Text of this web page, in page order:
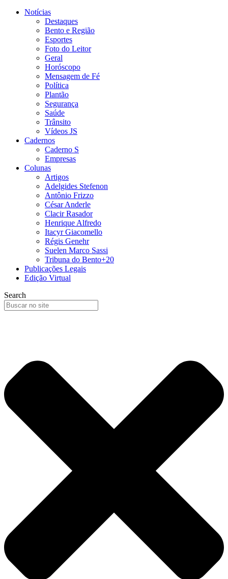
Notícias
Destaques
Bento e Região
Esportes
Foto do Leitor
Geral
Horóscopo
Mensagem de Fé
Política
Plantão
Segurança
Saúde
Trânsito
Vídeos JS
Cadernos
Caderno S
Empresas
Colunas
Artigos
Adelgides Stefenon
Antônio Frizzo
César Anderle
Clacir Rasador
Henrique Alfredo
Itacyr Giacomello
Régis Genehr
Suelen Marco Sassi
Tribuna do Bento+20
Publicações Legais
Edição Virtual
Search